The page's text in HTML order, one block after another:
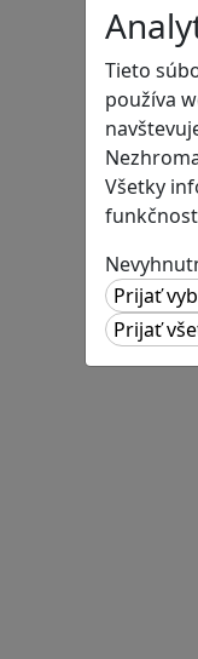
Tieto
používa
Všetky